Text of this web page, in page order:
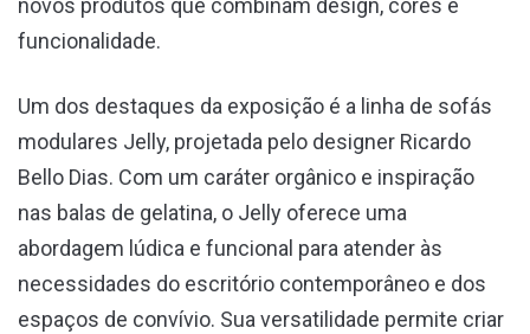
novos produtos que combinam design, cores e
funcionalidade.
Um dos destaques da exposição é a linha de sofás
modulares Jelly, projetada pelo designer Ricardo
Bello Dias. Com um caráter orgânico e inspiração
nas balas de gelatina, o Jelly oferece uma
abordagem lúdica e funcional para atender às
necessidades do escritório contemporâneo e dos
espaços de convívio. Sua versatilidade permite criar